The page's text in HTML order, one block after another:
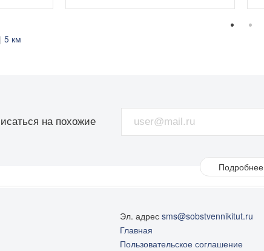
5 км
на похожие
Подробнее
Эл. адрес sms@sobstvennikitut.ru
Главная
Пользовательское соглашение